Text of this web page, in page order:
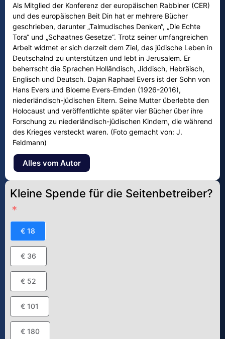
Als Mitglied der Konferenz der europäischen Rabbiner (CER)
und des europäischen Beit Din hat er mehrere Bücher
geschrieben, darunter „Talmudisches Denken“, „Die Echte
Tora“ und „Schaatnes Gesetze“. Trotz seiner umfangreichen
Arbeit widmet er sich derzeit dem Ziel, das jüdische Leben in
Deutschalnd zu unterstützen und lebt in Jerusalem. Er
beherrscht die Sprachen Holländisch, Jiddisch, Hebräisch,
Englisch und Deutsch. Dajan Raphael Evers ist der Sohn von
Hans Evers und Bloeme Evers-Emden (1926-2016),
niederländisch-jüdischen Eltern. Seine Mutter überlebte den
Holocaust und veröffentlichte später vier Bücher über ihre
Forschung zu niederländisch-jüdischen Kindern, die während
des Krieges versteckt waren. (Foto gemacht von: J.
Feldmann)
Alles vom Autor
Kleine Spende für die Seitenbetreiber?
€ 18
€ 36
€ 52
€ 101
€ 180